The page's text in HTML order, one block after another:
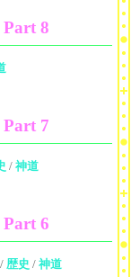
8
7
/ 神道
6
/ 歴史 / 神道